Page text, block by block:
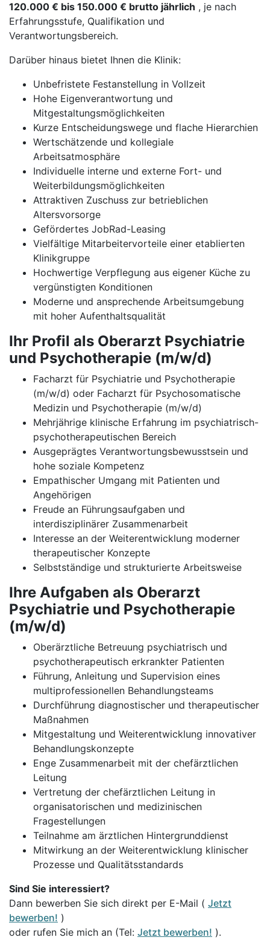
120.000 € bis 150.000 € brutto jährlich , je nach
Erfahrungsstufe, Qualifikation und
Verantwortungsbereich.
Darüber hinaus bietet Ihnen die Klinik:
Unbefristete Festanstellung in Vollzeit
Hohe Eigenverantwortung und
Mitgestaltungsmöglichkeiten
Kurze Entscheidungswege und flache Hierarchien
Wertschätzende und kollegiale
Arbeitsatmosphäre
Individuelle interne und externe Fort- und
Weiterbildungsmöglichkeiten
Attraktiven Zuschuss zur betrieblichen
Altersvorsorge
Gefördertes JobRad-Leasing
Vielfältige Mitarbeitervorteile einer etablierten
Klinikgruppe
Hochwertige Verpflegung aus eigener Küche zu
vergünstigten Konditionen
Moderne und ansprechende Arbeitsumgebung
mit hoher Aufenthaltsqualität
Ihr Profil als Oberarzt Psychiatrie
und Psychotherapie (m/w/d)
Facharzt für Psychiatrie und Psychotherapie
(m/w/d) oder Facharzt für Psychosomatische
Medizin und Psychotherapie (m/w/d)
Mehrjährige klinische Erfahrung im psychiatrisch-
psychotherapeutischen Bereich
Ausgeprägtes Verantwortungsbewusstsein und
hohe soziale Kompetenz
Empathischer Umgang mit Patienten und
Angehörigen
Freude an Führungsaufgaben und
interdisziplinärer Zusammenarbeit
Interesse an der Weiterentwicklung moderner
therapeutischer Konzepte
Selbstständige und strukturierte Arbeitsweise
Ihre Aufgaben als Oberarzt
Psychiatrie und Psychotherapie
(m/w/d)
Oberärztliche Betreuung psychiatrisch und
psychotherapeutisch erkrankter Patienten
Führung, Anleitung und Supervision eines
multiprofessionellen Behandlungsteams
Durchführung diagnostischer und therapeutischer
Maßnahmen
Mitgestaltung und Weiterentwicklung innovativer
Behandlungskonzepte
Enge Zusammenarbeit mit der chefärztlichen
Leitung
Vertretung der chefärztlichen Leitung in
organisatorischen und medizinischen
Fragestellungen
Teilnahme am ärztlichen Hintergrunddienst
Mitwirkung an der Weiterentwicklung klinischer
Prozesse und Qualitätsstandards
Sind Sie interessiert?
Dann bewerben Sie sich direkt per E-Mail ( Jetzt
bewerben! )
oder rufen Sie mich an (Tel: Jetzt bewerben! ).